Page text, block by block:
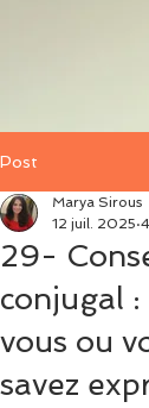
Post
29-
conjugal
vous ou
savez
Marya Sirous
12 juil. 2025